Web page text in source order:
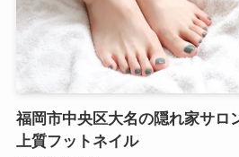
福岡市中央区大名の隠れ家サロ
上質フットネイル